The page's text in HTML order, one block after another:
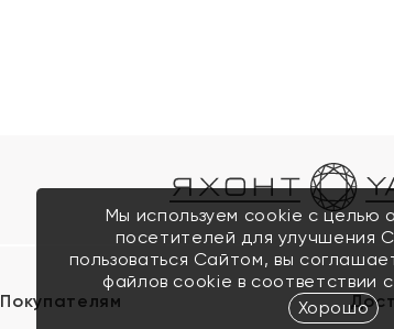
Покупателям
Мы используем cookie с целью
посетителей для улучшения
пользоваться Сайтом, вы
файлов cookie в соответствии
Хорошо